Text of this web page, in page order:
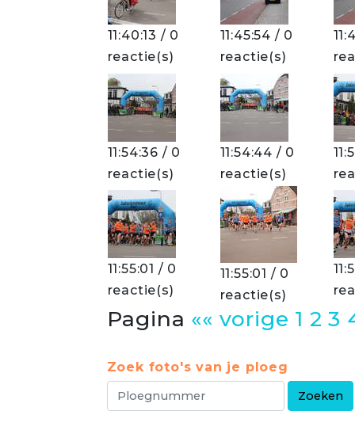
11:40:13 / 0
reactie(s)
11:45:54 / 0
reactie(s)
11:54:36 / 0
reactie(s)
11:54:44 / 0
reactie(s)
11:55:01 / 0
reactie(s)
11:55:01 / 0
reactie(s)
Pagina «« vorige 1 2 3
Zoek foto's van je ploeg